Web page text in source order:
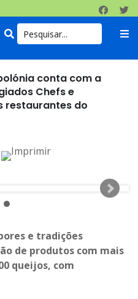
conta com a
Chefs e
restaurantes do
e tradições
de produtos com mais
queijos, com